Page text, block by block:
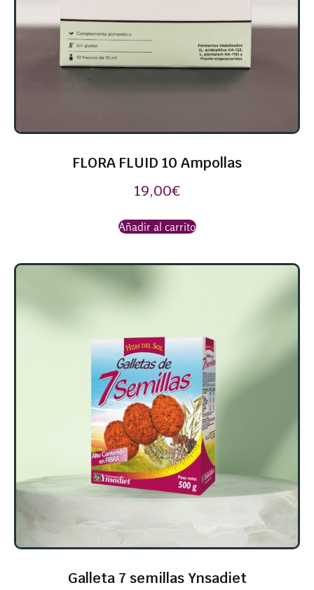
FLORA FLUID 10 Ampollas
19,00€
Añadir al carrito
Galleta 7 semillas Ynsadiet